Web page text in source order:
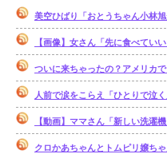
美空ひばり「おとうちゃん小林旭がほしい
【画像】女さん「先に食べてい
ついに来ちゃったの？アメリカで
人前で涙をこらえ「ひとりで泣
【動画】ママさん「新しい洗濯
クロかあちゃんとトムピリ嬢ちゃ